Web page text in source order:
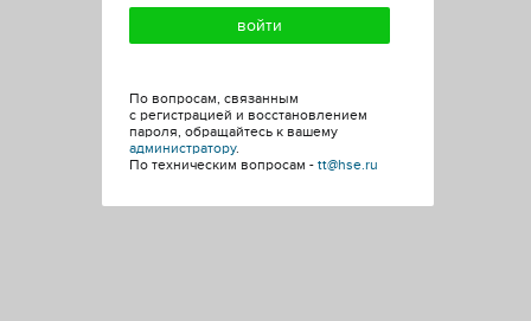
По вопросам, связанным
с регистрацией и восстановлением
пароля, обращайтесь к вашему
администратору.
По техническим вопросам - tt@hse.ru